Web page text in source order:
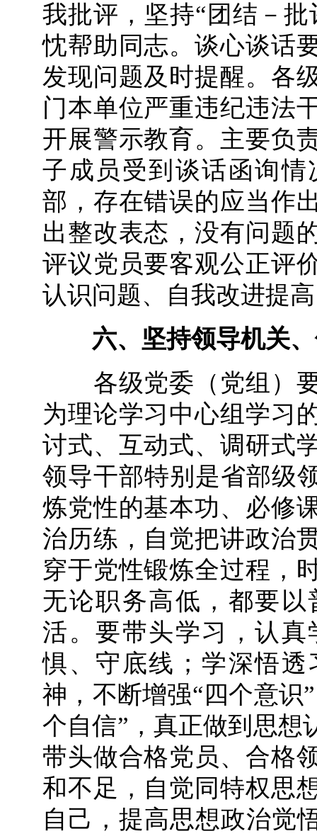
我批评，坚持“团结－
忱帮助同志。谈心谈话
发现问题及时提醒。各
门本单位严重违纪违法
开展警示教育。主要负
子成员受到谈话函询
部，存在错误的应当作
出整改表态，没有问题
评议党员要客观公正评
认识问题、自我改进提
六、坚持领导机关
各级党委（党组）要
为理论学习中心组学习
讨式、互动式、调研式
领导干部特别是省部级
炼党性的基本功、必修
治历练，自觉把讲政治
穿于党性锻炼全过程，
无论职务高低，都要
活。要带头学习，认
惧、守底线；学深悟
神，不断增强“四个意识
个自信”，真正做到思想
带头做合格党员、合格
和不足，自觉同特权思
自己，提高思想政治觉